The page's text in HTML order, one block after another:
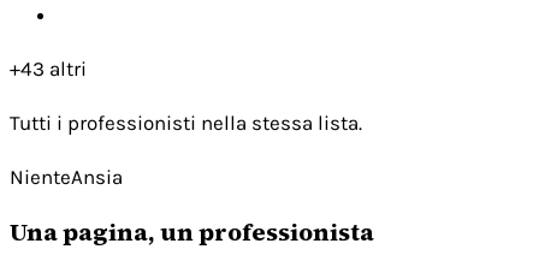
+43 altri
Tutti i professionisti nella stessa lista.
NienteAnsia
Una pagina, un professionista